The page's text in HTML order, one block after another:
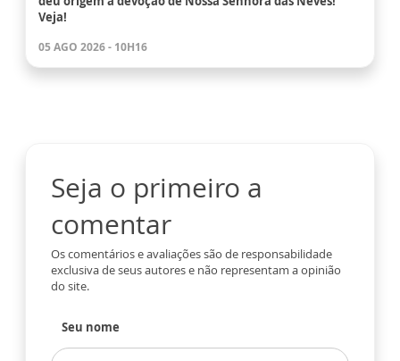
Veja!
05 AGO 2026 - 10H16
Seja o primeiro a
comentar
Os comentários e avaliações são de responsabilidade
exclusiva de seus autores e não representam a opinião
do site.
Seu nome